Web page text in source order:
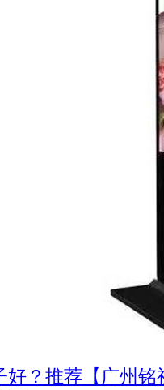
好？推荐【广州铭